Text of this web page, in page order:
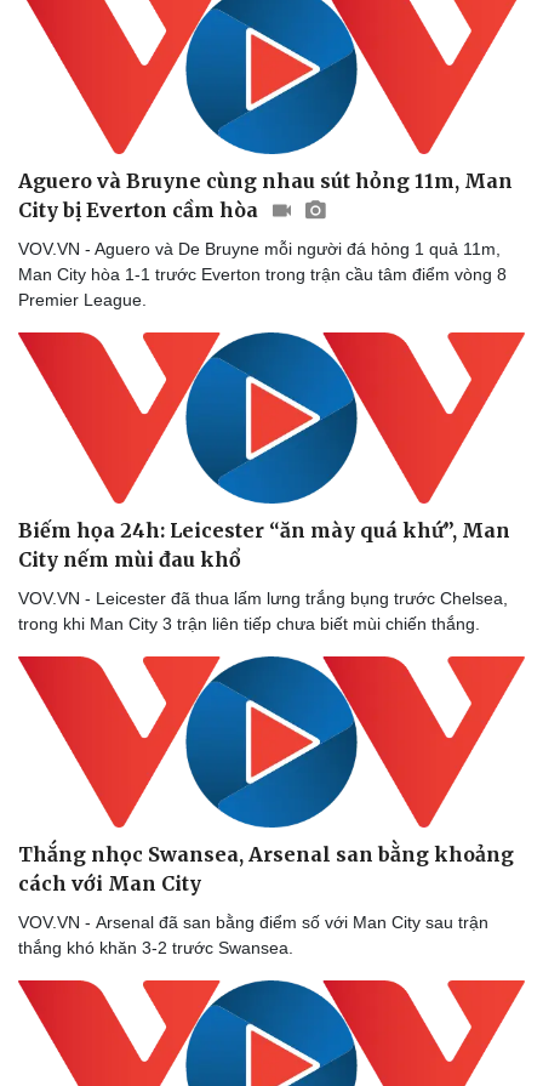
Doanh nghiệp
Doanh nghiệp 24h
Doanh nhân
Vì cộng đồng
Công nghệ
Tin Công nghệ
Trải nghiệm
Chuyển đổi số
Aguero và Bruyne cùng nhau sút hỏng 11m, Man
City bị Everton cầm hòa
VOV.VN - Aguero và De Bruyne mỗi người đá hỏng 1 quả 11m,
Man City hòa 1-1 trước Everton trong trận cầu tâm điểm vòng 8
Premier League.
Biếm họa 24h: Leicester “ăn mày quá khứ”, Man
City nếm mùi đau khổ
VOV.VN - Leicester đã thua lấm lưng trắng bụng trước Chelsea,
trong khi Man City 3 trận liên tiếp chưa biết mùi chiến thắng.
Thắng nhọc Swansea, Arsenal san bằng khoảng
cách với Man City
VOV.VN - Arsenal đã san bằng điểm số với Man City sau trận
thắng khó khăn 3-2 trước Swansea.